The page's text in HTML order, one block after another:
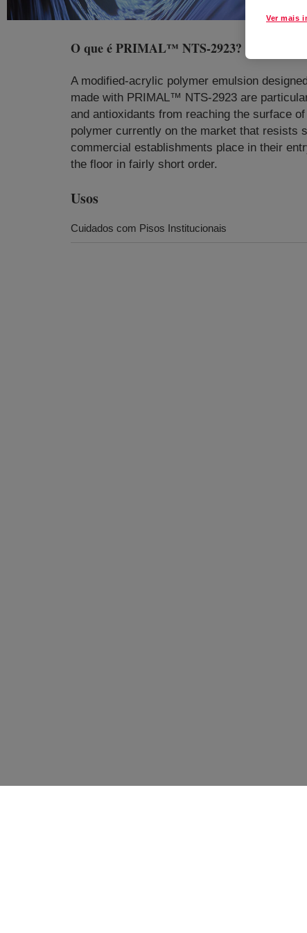
O que éPRIMAL™ NTS-2923?
A modified-acrylic polymer emulsion
made with PRIMAL™ NTS-2923 are
and antioxidants from reaching the surface
polymer currently on the market that resists
commercial establishments place in their
the floor in fairly short order.
Usos
Cuidados com Pisos Institucionais
Ver mais